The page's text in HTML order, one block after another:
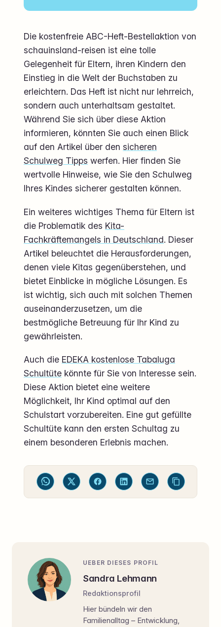
Die kostenfreie ABC-Heft-Bestellaktion von
schauinsland-reisen ist eine tolle
Gelegenheit für Eltern, ihren Kindern den
Einstieg in die Welt der Buchstaben zu
erleichtern. Das Heft ist nicht nur lehrreich,
sondern auch unterhaltsam gestaltet.
Während Sie sich über diese Aktion
informieren, könnten Sie auch einen Blick
auf den Artikel über den sicheren
Schulweg Tipps werfen. Hier finden Sie
wertvolle Hinweise, wie Sie den Schulweg
Ihres Kindes sicherer gestalten können.
Ein weiteres wichtiges Thema für Eltern ist
die Problematik des Kita-
Fachkräftemangels in Deutschland. Dieser
Artikel beleuchtet die Herausforderungen,
denen viele Kitas gegenüberstehen, und
bietet Einblicke in mögliche Lösungen. Es
ist wichtig, sich auch mit solchen Themen
auseinanderzusetzen, um die
bestmögliche Betreuung für Ihr Kind zu
gewährleisten.
Auch die EDEKA kostenlose Tabaluga
Schultüte könnte für Sie von Interesse sein.
Diese Aktion bietet eine weitere
Möglichkeit, Ihr Kind optimal auf den
Schulstart vorzubereiten. Eine gut gefüllte
Schultüte kann den ersten Schultag zu
einem besonderen Erlebnis machen.
UEBER DIESES PROFIL
Sandra Lehmann
Redaktionsprofil
Hier bündeln wir den
Familienalltag – Entwicklung,